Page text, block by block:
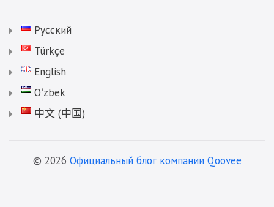
Русский
Türkçe
English
Oʻzbek
中文 (中国)
© 2026 Официальный блог компании Qoovee